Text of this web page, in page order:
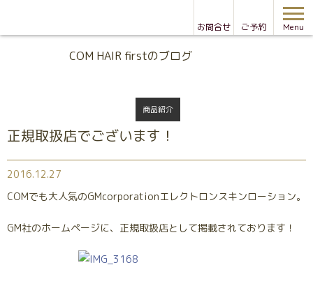
お問合せ ご予約 Menu
COM HAIR firstのブログ
商品紹介
正規取扱店でございます！
2016.12.27
COMでも大人気のGMcorporationエレクトロンスキンローション。
GM社のホームページに、正規取扱店として掲載されております！